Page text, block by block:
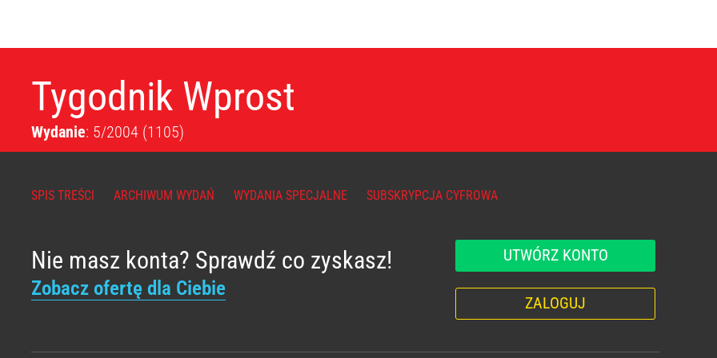
Tygodnik Wprost
Wydanie: 5/2004 (1105)
SPIS TREŚCI ARCHIWUM WYDAŃ WYDANIA SPECJALNE SUBSKRYPCJA CYFROWA
Nie masz konta? Sprawdź co zyskasz!
Zobacz ofertę dla Ciebie
UTWÓRZ KONTO
ZALOGUJ